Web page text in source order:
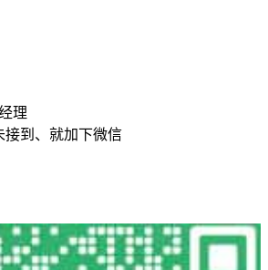
理
接到、就加下微信